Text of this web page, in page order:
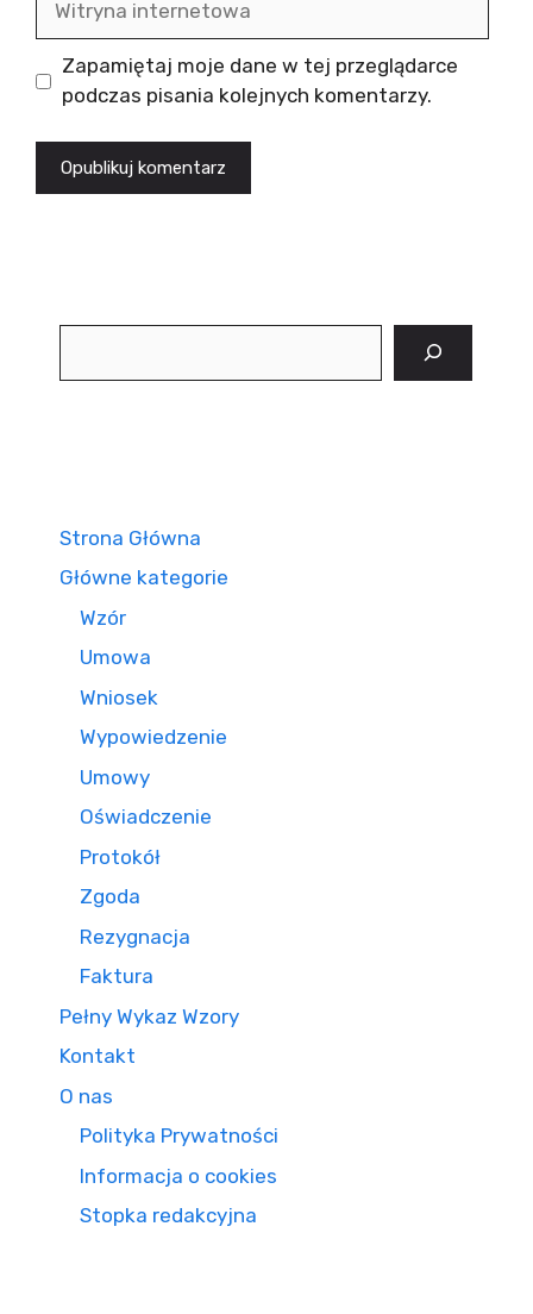
internetowa
Zapamiętaj moje dane w tej przeglądarce
podczas pisania kolejnych komentarzy.
Strona Główna
Główne kategorie
Wzór
Umowa
Wniosek
Wypowiedzenie
Umowy
Oświadczenie
Protokół
Zgoda
Rezygnacja
Faktura
Pełny Wykaz Wzory
Kontakt
O nas
Polityka Prywatności
Informacja o cookies
Stopka redakcyjna